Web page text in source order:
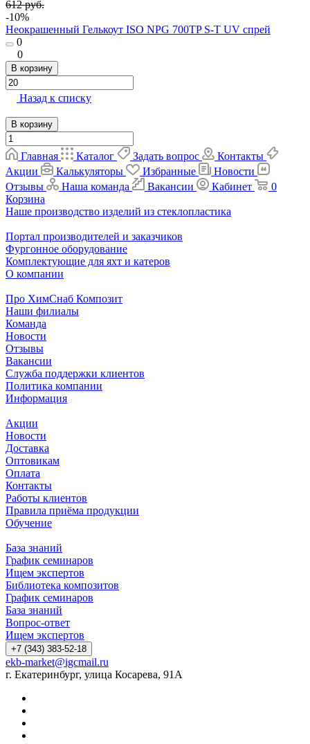
612 руб.
-10%
Неокрашенный Гелькоут ISO NPG 700TP S-T UV спрей
0
0
В корзину
Назад к списку
В корзину
Главная Каталог Задать вопрос
Контакты
Акции
Калькуляторы Избранные
Новости
Отзывы
Наша команда Вакансии Кабинет
0
Корзина
Наше производство изделий из стеклопластика
Портал производителей и заказчиков
Фургонное оборудование
Комплектующие для яхт и катеров
О компании
Про ХимСнаб Композит
Наши филиалы
Команда
Новости
Отзывы
Вакансии
Служба поддержки клиентов
Политика компании
Информация
Акции
Новости
Доставка
Оптовикам
Оплата
Контакты
Работы клиентов
Правила приёма продукции
Обучение
База знаний
График семинаров
Ищем экспертов
Библиотека композитов
График семинаров
База знаний
Вопрос-ответ
Ищем экспертов
+7 (343) 383-52-18
ekb-market@igcmail.ru
г. Екатеринбург, улица Косарева, 91А